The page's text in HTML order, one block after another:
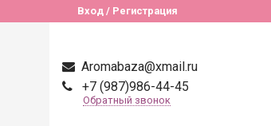
Вход / Регистрация
Aromabaza@xmail.ru
+7 (987)986-44-45
Обратный звонок